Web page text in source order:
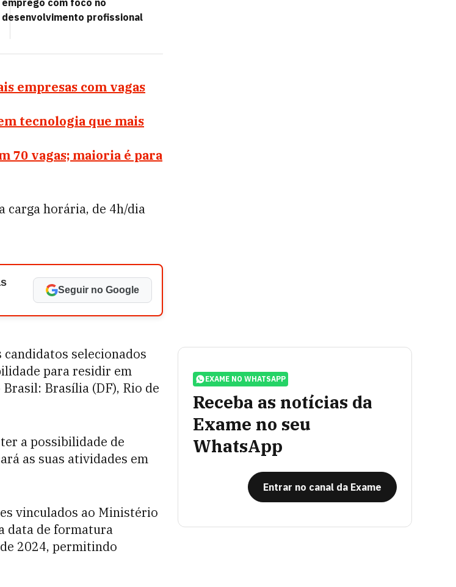
emprego com foco no
desenvolvimento profissional
empresas com vagas
tecnologia que mais
70 vagas; maioria é para
carga horária, de 4h/dia
Seguir no Google
selecionados
para residir em
Brasília (DF), Rio de
a possibilidade de
as suas atividades em
vinculados ao Ministério
data de formatura
2024, permitindo
EXAME NO WHATSAPP
Receba as notícias da
Exame no seu
WhatsApp
Entrar no canal da Exame